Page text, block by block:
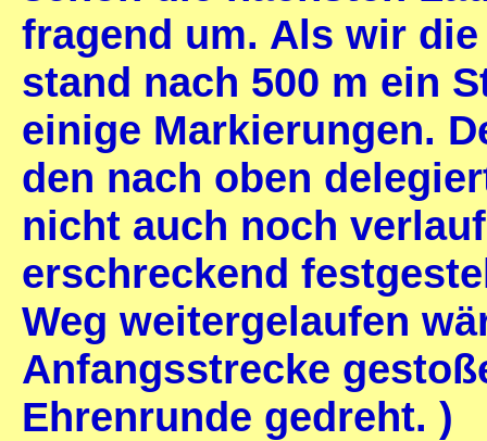
fragend um. Als wir
stand nach 500 m ein
einige Markierungen.
den nach oben
nicht auch noch
erschreckend
Weg weitergelaufen
Anfangsstrecke
Ehrenrunde gedreht. )